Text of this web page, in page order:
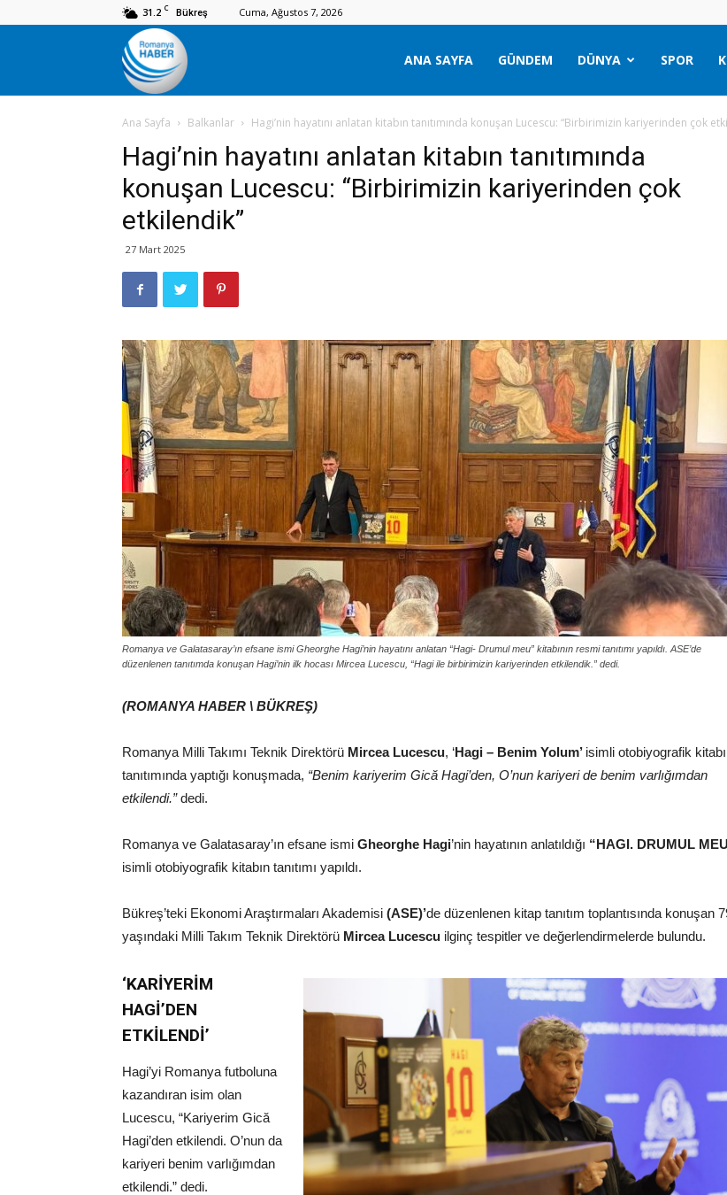
31.2 C Bükreş Cuma, Ağustos 7, 2026
Romanya
Haber
ANA SAYFA GÜNDEM DÜNYA SPOR
Ana Sayfa Balkanlar Hagi’nin hayatını anlatan kitabın tanıtımında konuşan Lucescu: “Birbirimizin kariyerinden çok
Hagi’nin hayatını anlatan kitabın tanıtımında
konuşan Lucescu: “Birbirimizin kariyerinden çok
etkilendik”
27 Mart 2025
Romanya ve Galatasaray’ın efsane ismi Gheorghe Hagi’nin hayatını anlatan “Hagi- Drumul meu” kitabının resmi tanıtımı yapıldı. ASE’de
düzenlenen tanıtımda konuşan Hagi’nin ilk hocası Mircea Lucescu, “Hagi ile birbirimizin kariyerinden etkilendik.” dedi.
(ROMANYA HABER \ BÜKREŞ)
Romanya Milli Takımı Teknik Direktörü Mircea Lucescu, ‘Hagi – Benim Yolum’ isimli otobiyografik
tanıtımında yaptığı konuşmada, “Benim kariyerim Gică Hagi’den, O’nun kariyeri de benim varlığımdan
etkilendi.”dedi.
Romanya ve Galatasaray’ın efsane ismi Gheorghe Hagi’nin hayatının anlatıldığı “HAGI. DRUMUL
isimli otobiyografik kitabın tanıtımı yapıldı.
Bükreş’teki Ekonomi Araştırmaları Akademisi (ASE)’de düzenlenen kitap tanıtım toplantısında konuşan
yaşındaki Milli Takım Teknik Direktörü Mircea Lucescu ilginç tespitler ve değerlendirmelerde bulundu.
‘KARİYERİM
HAGİ’DEN
ETKİLENDİ’
Hagi’yi Romanya futboluna
kazandıran isim olan
Lucescu, “Kariyerim Gică
Hagi’den etkilendi. O’nun da
kariyeri benim varlığımdan
etkilendi.” dedi.